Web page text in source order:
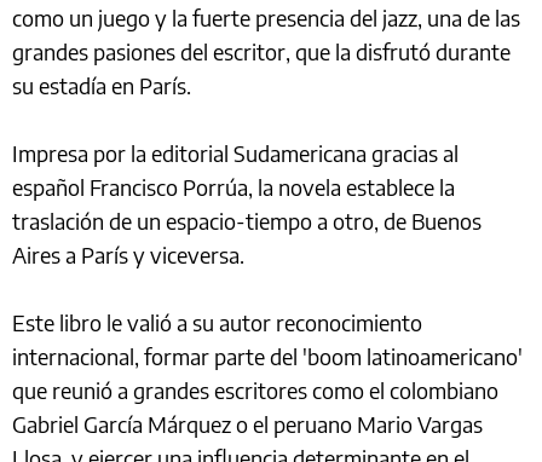
como un juego y la fuerte presencia del jazz, una de las
grandes pasiones del escritor, que la disfrutó durante
su estadía en París.
Impresa por la editorial Sudamericana gracias al
español Francisco Porrúa, la novela establece la
traslación de un espacio-tiempo a otro, de Buenos
Aires a París y viceversa.
Este libro le valió a su autor reconocimiento
internacional, formar parte del 'boom latinoamericano'
que reunió a grandes escritores como el colombiano
Gabriel García Márquez o el peruano Mario Vargas